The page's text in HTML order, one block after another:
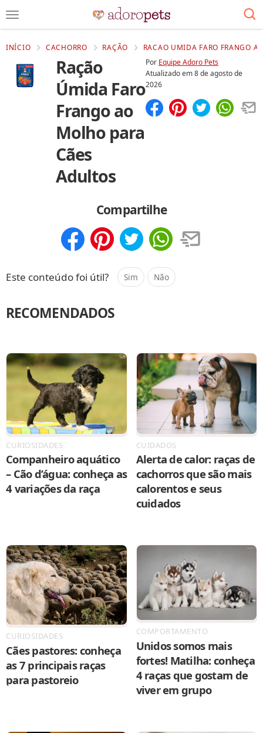
INÍCIO CACHORRO RAÇÃO RACAO UMIDA FARO FRANGO
Ração
Úmida Faro
Frango ao
Molho para
Cães
Adultos
Por Equipe Adoro Pets
Atualizado em8 de agosto de
2026
Compartilhe
Este conteúdo foi útil? Sim Não
RECOMENDADOS
CURIOSIDADES
Companheiro aquático
– Cão d’água: conheça as
4 variações da raça
CUIDADOS
Alerta de calor: raças de
cachorros que são mais
calorentos e seus
cuidados
CURIOSIDADES
Cães pastores: conheça
as 7 principais raças
para pastoreio
COMPORTAMENTO
Unidos somos mais
fortes! Matilha: conheça
4 raças que gostam de
viver em grupo